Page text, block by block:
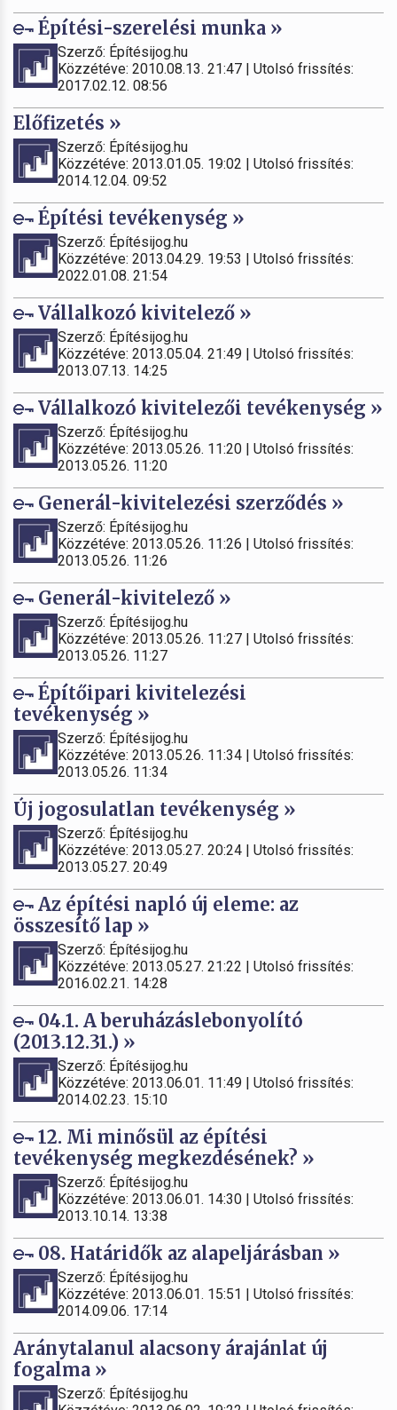
Építési-szerelési munka »
Szerző: Építésijog.hu
Közzétéve: 2010.08.13. 21:47 | Utolsó frissítés:
2017.02.12. 08:56
Előfizetés »
Szerző: Építésijog.hu
Közzétéve: 2013.01.05. 19:02 | Utolsó frissítés:
2014.12.04. 09:52
Építési tevékenység »
Szerző: Építésijog.hu
Közzétéve: 2013.04.29. 19:53 | Utolsó frissítés:
2022.01.08. 21:54
Vállalkozó kivitelező »
Szerző: Építésijog.hu
Közzétéve: 2013.05.04. 21:49 | Utolsó frissítés:
2013.07.13. 14:25
Vállalkozó kivitelezői tevékenység »
Szerző: Építésijog.hu
Közzétéve: 2013.05.26. 11:20 | Utolsó frissítés:
2013.05.26. 11:20
Generál-kivitelezési szerződés »
Szerző: Építésijog.hu
Közzétéve: 2013.05.26. 11:26 | Utolsó frissítés:
2013.05.26. 11:26
Generál-kivitelező »
Szerző: Építésijog.hu
Közzétéve: 2013.05.26. 11:27 | Utolsó frissítés:
2013.05.26. 11:27
Építőipari kivitelezési
tevékenység »
Szerző: Építésijog.hu
Közzétéve: 2013.05.26. 11:34 | Utolsó frissítés:
2013.05.26. 11:34
Új jogosulatlan tevékenység »
Szerző: Építésijog.hu
Közzétéve: 2013.05.27. 20:24 | Utolsó frissítés:
2013.05.27. 20:49
Az építési napló új eleme: az
összesítő lap »
Szerző: Építésijog.hu
Közzétéve: 2013.05.27. 21:22 | Utolsó frissítés:
2016.02.21. 14:28
04.1. A beruházáslebonyolító
(2013.12.31.) »
Szerző: Építésijog.hu
Közzétéve: 2013.06.01. 11:49 | Utolsó frissítés:
2014.02.23. 15:10
12. Mi minősül az építési
tevékenység megkezdésének? »
Szerző: Építésijog.hu
Közzétéve: 2013.06.01. 14:30 | Utolsó frissítés:
2013.10.14. 13:38
08. Határidők az alapeljárásban »
Szerző: Építésijog.hu
Közzétéve: 2013.06.01. 15:51 | Utolsó frissítés:
2014.09.06. 17:14
Aránytalanul alacsony árajánlat új
fogalma »
Szerző: Építésijog.hu